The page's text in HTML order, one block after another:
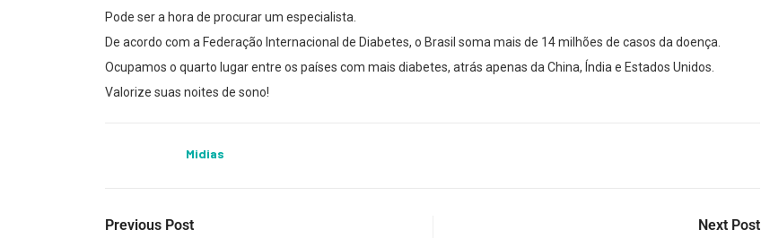
Pode ser a hora de procurar um especialista.
De acordo com a Federação Internacional de Diabetes, o Brasil soma mais de 14 milhões de casos da doença.
Ocupamos o quarto lugar entre os países com mais diabetes, atrás apenas da China, Índia e Estados Unidos.
Valorize suas noites de sono!
Midias
Previous Post Next Post